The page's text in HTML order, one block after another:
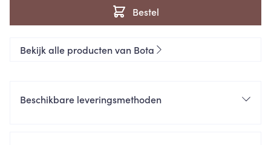
Bestel
Bekijk alle producten van Bota
Beschikbare leveringsmethoden